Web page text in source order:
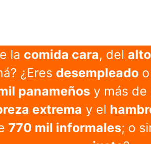
la comida cara, del
¿Eres desempleadoo
panameñosy más de
extrema y el
770 mil informales; o